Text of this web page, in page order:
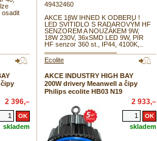
osadit
49432460
AKCE 18W IHNED K ODBERU !
LED SVÍTIDLO S RADAROVÝM HF
SENZOREM A NOUZÁKEM 9W,
18W 230V, 36xSMD LED 9W, PIR
HF senzor 360 st., IP44, 4100K,..
čipy
2 396,–
skladem
Ecolite
AKCE INDUSTRY HIGH BAY
200W drivery Meanwell a čipy
Philips ecolite HB03 N19
2 933,–
skladem